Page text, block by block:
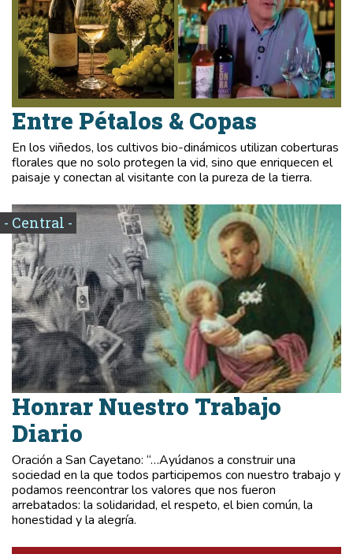
Entre Pétalos & Copas
En los viñedos, los cultivos bio-dinámicos utilizan coberturas
florales que no solo protegen la vid, sino que enriquecen el
paisaje y conectan al visitante con la pureza de la tierra.
- Central -
Honrar Nuestro Trabajo
Diario
Oración a San Cayetano: “…Ayúdanos a construir una
sociedad en la que todos participemos con nuestro trabajo y
podamos reencontrar los valores que nos fueron
arrebatados: la solidaridad, el respeto, el bien común, la
honestidad y la alegría.